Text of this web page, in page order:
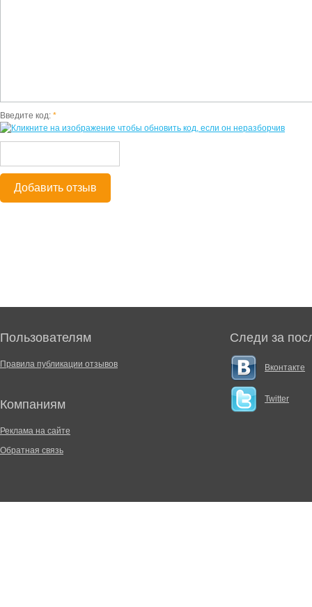
Введите код: *
Добавить отзыв
Пользователям
Правила публикации отзывов
Компаниям
Реклама на сайте
Обратная связь
Следи за
Вконтакте
Twitter